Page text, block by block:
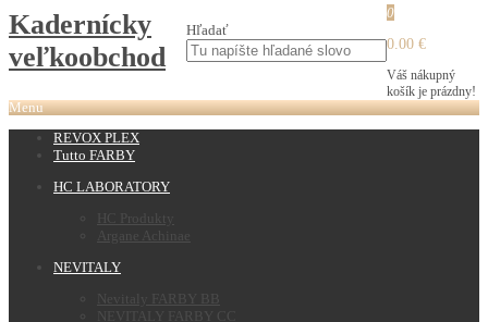
Kadernícky
veľkoobchod
Hľadať
0
0.00 €
Váš nákupný
košík je prázdny!
Menu
REVOX PLEX
Tutto FARBY
HC LABORATORY
HC Produkty
Argane Achinae
NEVITALY
Nevitaly FARBY BB
NEVITALY FARBY CC